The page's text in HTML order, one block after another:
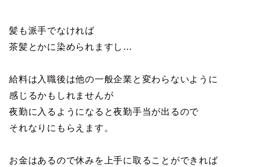
髪も派手でなければ
茶髪とかに染められますし…
給料は入職後は他の一般企業と変わらないように
感じるかもしれませんが
夜勤に入るようになると夜勤手当が出るので
それなりにもらえます。
お金はあるので休みを上手に取ることができれば